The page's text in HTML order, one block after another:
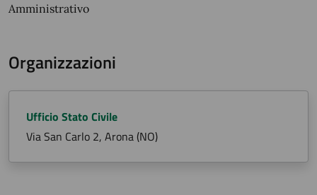
Amministrativo
Organizzazioni
Ufficio Stato Civile
Via San Carlo 2, Arona (NO)